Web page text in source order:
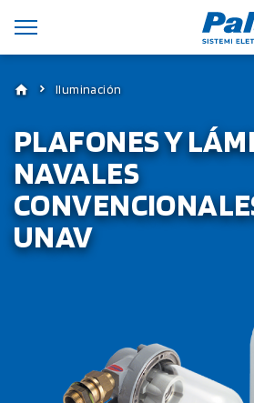
Iluminación
PLAFONES Y
NAVALES
UNAV